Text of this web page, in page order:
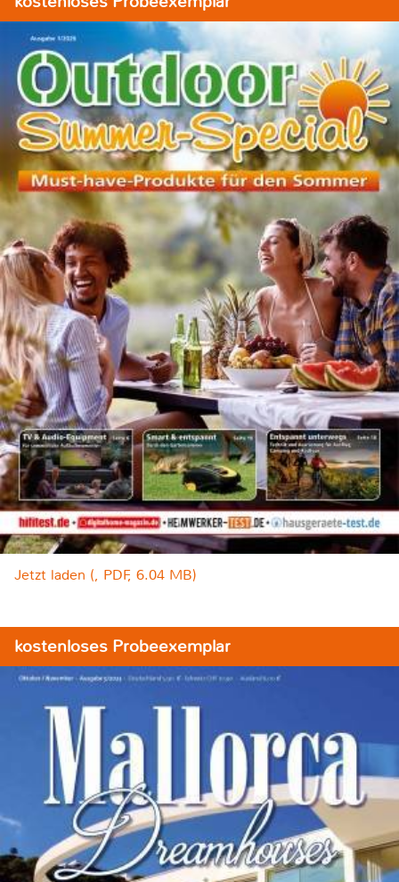
Jetzt laden (, PDF, 6.04 MB)
kostenloses Probeexemplar